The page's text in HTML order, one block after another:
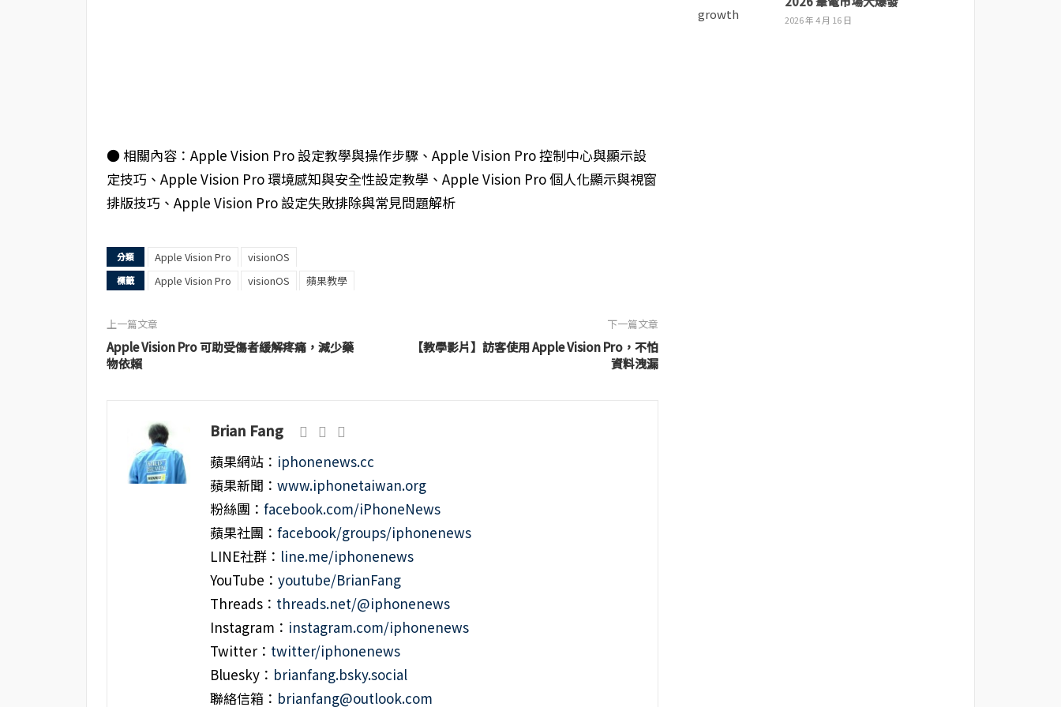
● 相關內容：Apple Vision Pro 設定教學與操作步驟、Apple Vision Pro 控制中心與顯示設
定技巧、Apple Vision Pro 環境感知與安全性設定教學、Apple Vision Pro 個人化顯示與視窗
排版技巧、Apple Vision Pro 設定失敗排除與常見問題解析
分類 Apple Vision Pro visionOS
標籤 Apple Vision Pro visionOS 蘋果教學
上一篇文章
Apple Vision Pro 可助受傷者緩解疼痛，減少藥
物依賴
下一篇文章
【教學影片】訪客使用 Apple Vision Pro，不怕
資料洩漏
Brian Fang
蘋果網站： iphonenews.cc
蘋果新聞： www.iphonetaiwan.org
粉絲團： facebook.com/iPhoneNews
蘋果社團： facebook/groups/iphonenews
LINE社群： line.me/iphonenews
YouTube： youtube/BrianFang
Threads： threads.net/@iphonenews
Instagram： instagram.com/iphonenews
Twitter： twitter/iphonenews
Bluesky： brianfang.bsky.social
聯絡信箱： brianfang@outlook.com
2026 年 4 月 16 日